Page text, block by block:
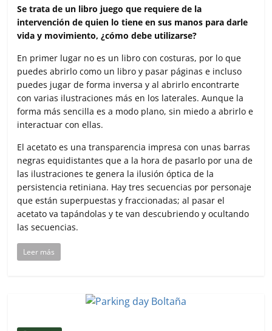
Se trata de un libro juego que requiere de la
intervención de quien lo tiene en sus manos para darle
vida y movimiento, ¿cómo debe utilizarse?
En primer lugar no es un libro con costuras, por lo que
puedes abrirlo como un libro y pasar páginas e incluso
puedes jugar de forma inversa y al abrirlo encontrarte
con varias ilustraciones más en los laterales. Aunque la
forma más sencilla es a modo plano, sin miedo a abrirlo e
interactuar con ellas.
El acetato es una transparencia impresa con unas barras
negras equidistantes que a la hora de pasarlo por una de
las ilustraciones te genera la ilusión óptica de la
persistencia retiniana. Hay tres secuencias por personaje
que están superpuestas y fraccionadas; al pasar el
acetato va tapándolas y te van descubriendo y ocultando
las secuencias.
Leer más